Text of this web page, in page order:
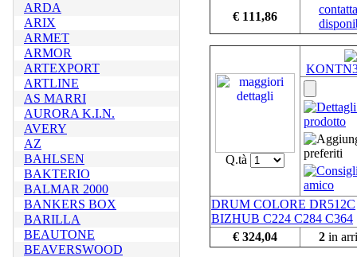
ARDA
ARIX
ARMET
ARMOR
ARTEXPORT
ARTLINE
AS MARRI
AURORA K.I.N.
AVERY
AZ
BAHLSEN
BAKTERIO
BALMAR 2000
BANKERS BOX
BARILLA
BEAUTONE
BEAVERSWOOD
€ 111,86
Q.tà
DRUM COLORE DR512C
BIZHUB C224 C284 C364
€ 324,04
2 in